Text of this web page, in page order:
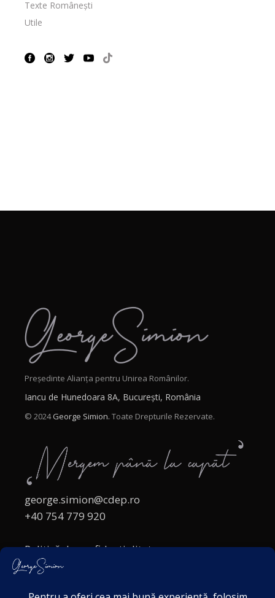
Texte Românești
Utile
Președinte Alianța pentru Unirea Românilor.
Iancu de Hunedoara 8A, București, România
© 2024George Simion. Toate Drepturile Rezervate.
george.simion@cdep.ro
+40 754 779 920
Politică de confidențialitate
Politica cookies